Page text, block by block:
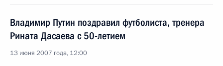
Владимир Путин поздравил футболиста, тренера
Рината Дасаева с 50-летием
13 июня 2007 года, 12:00